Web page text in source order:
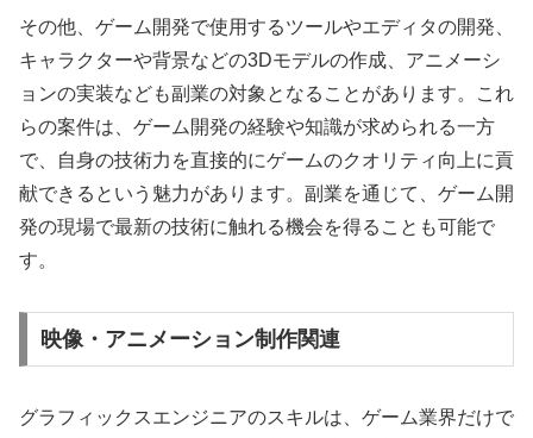
その他、ゲーム開発で使用するツールやエディタの開発、
キャラクターや背景などの3Dモデルの作成、アニメーシ
ョンの実装なども副業の対象となることがあります。これ
らの案件は、ゲーム開発の経験や知識が求められる一方
で、自身の技術力を直接的にゲームのクオリティ向上に貢
献できるという魅力があります。副業を通じて、ゲーム開
発の現場で最新の技術に触れる機会を得ることも可能で
す。
映像・アニメーション制作関連
グラフィックスエンジニアのスキルは、ゲーム業界だけで